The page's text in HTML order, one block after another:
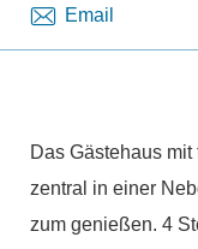
Email
Das Gästehaus
zentral in einer
zum genießen. 4